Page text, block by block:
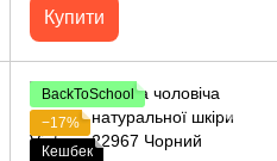
Купити
BackToSchool
−17%
Кешбек